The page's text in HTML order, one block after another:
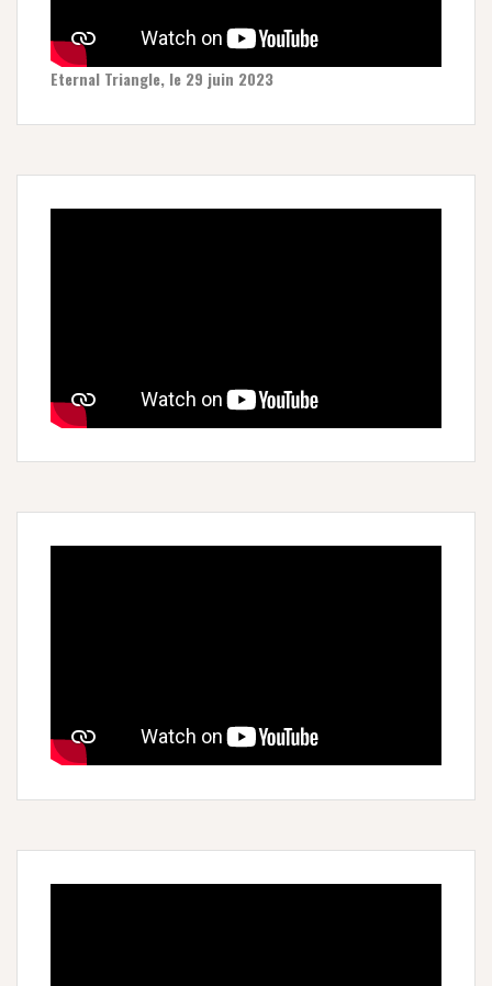
Eternal Triangle, le 29 juin 2023